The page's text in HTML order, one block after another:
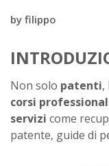
by filippo
Non solo patenti,
corsi
servizi come
patente, guide di